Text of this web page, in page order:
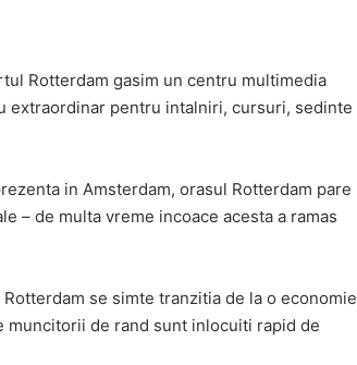
Rotterdam gasim un centru multimedia
extraordinar pentru intalniri, cursuri, sedinte
in Amsterdam, orasul Rotterdam pare
– de multa vreme incoace acesta a ramas
se simte tranzitia de la o economie
muncitorii de rand sunt inlocuiti rapid de